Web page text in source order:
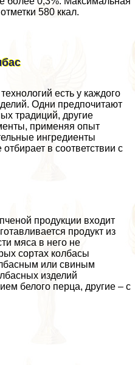
580 ккал.
есть у каждого
Одни предпочитают
традиций, другие
применяя опыт
ингредиенты
в соответствии с
продукции входит
продукт из
мяса в него не
сортах колбасы
или свиным
изделий
белого перца, другие – с